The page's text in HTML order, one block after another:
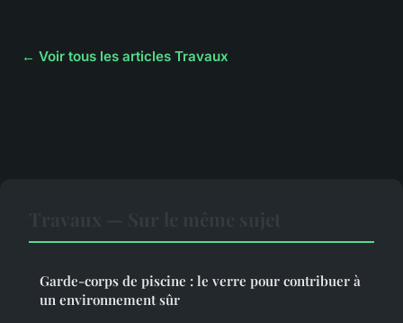
← Voir tous les articles Travaux
Garde-corps de piscine : le verre pour contribuer à
un environnement sûr